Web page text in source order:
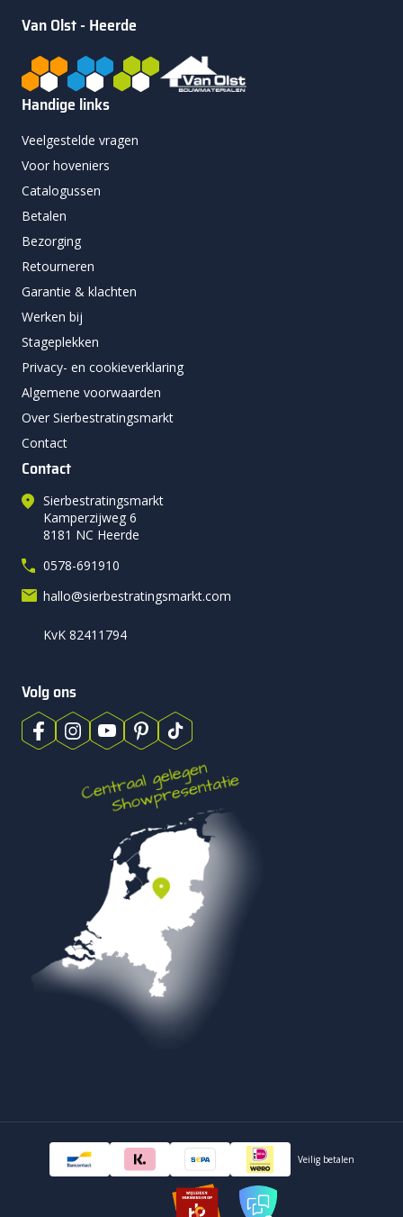
Van Olst - Heerde
Handige links
Veelgestelde vragen
Voor hoveniers
Catalogussen
Betalen
Bezorging
Retourneren
Garantie & klachten
Werken bij
Stageplekken
Privacy- en cookieverklaring
Algemene voorwaarden
Over Sierbestratingsmarkt
Contact
Contact
Sierbestratingsmarkt
Kamperzijweg 6
8181 NC Heerde
0578-691910
hallo@sierbestratingsmarkt.com
KvK 82411794
Volg ons
Veilig betalen